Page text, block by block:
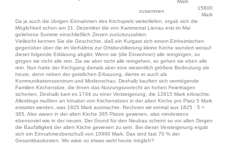
Mark
zusammen
15800
Mark
Da ja auch die übrigen Einnahmen des Kirchspiels weiterliefen, ergab sich die
Möglichkeit schon am 31. Dezember die von Kammerrat Lienau erst im Mai
geliehene Summe einschließlich Zinsen zurückzuzahlen.
Vielleicht kennen Sie die Geschichte, daß ein Kurgast sich einem Einheimischen
gegenüber über die im Verhältnis zur Ortsbevölkerung kleine Kirche wundert worauf
dieser folgende Erklärung abgibt: Wenn sie (die Einwohner) alle reingingen, so
gingen sie nicht alle rein. Da sie aber nicht alle reingehen, so gehen sie eben alle
rein. Nun hatte der Kirchgang damals aber eine wesentlich größere Bedeutung als
heute, denn neben der geistlichen Erbauung, diente er auch als
Kommunikationszentrum und Modenschau. Deshalb kauften sich vermögende
Familien Kirchensitze, die ihnen das Nutzungsvorrecht an hohen Feiertragen
sicherten. Deshalb kam es 1744 zu einer Versteigerung, die 12815 Mark erbrachte.
Allerdings mußten an Inhaber von Kirchensitzen in der alten Kirche pro Platz 5 Mark
erstattet werden, was 1825 Mark ausmachte. Rechnen wir einmal aus 1825 : 5 =
365. Also waren in der alten Kirche 365 Platze gewesen, also mindestens
ebensoviel wie in der neuen. Der Grund für den Neubau scheint so vor allen Dingen
die Baufälligkeit der alten Kirche gewesen zu sein. Bei dieser Versteigerung ergab
sich ein Einnahmeüberschuß von 10990 Mark. Das sind fast 70 % der
Gesamtbaukosten. Wo wäre so etwas wohl heute möglich?